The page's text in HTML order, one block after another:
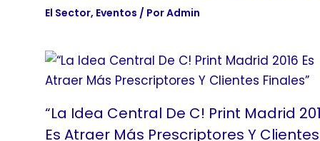
El Sector, Eventos / PorAdmin
“La Idea Central De C! Print Madrid
Es Atraer Más Prescriptores Y Clientes